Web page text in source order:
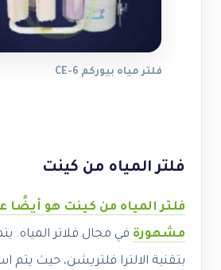
فلتر مياه بيوركم CE-6
فلتر المياه من كينت
فلتر المياه من كينت هو أيضًا
مشهورة في مجال فلاتر المياه.
بتقنية الالترا فلتريشن، حيث يتم